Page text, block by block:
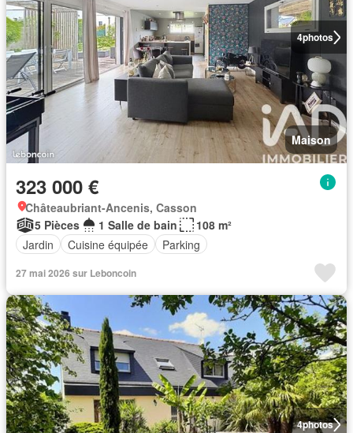
4photos
Maison
323 000 €
Châteaubriant-Ancenis, Casson
5 Pièces
1 Salle de bain
108 m²
Jardin
Cuisine équipée Parking
27 mai 2026 sur Leboncoin
4photos